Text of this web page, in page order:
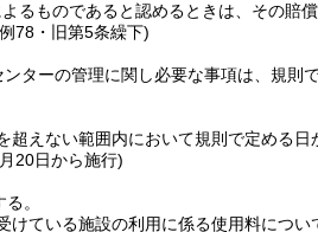
るものであると認めるときは、その賠
78・旧第5条繰下)
ターの管理に関し必要な事項は、規則で
えない範囲内において規則で定める日
20日から施行)
。
ている施設の利用に係る使用料につい